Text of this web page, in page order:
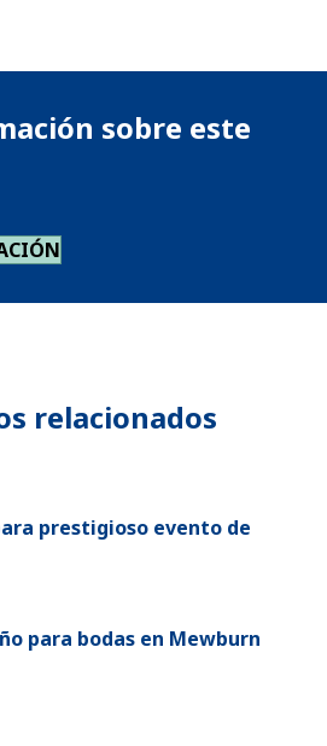
sobre este
relacionados
prestigioso evento de
para bodas en Mewburn